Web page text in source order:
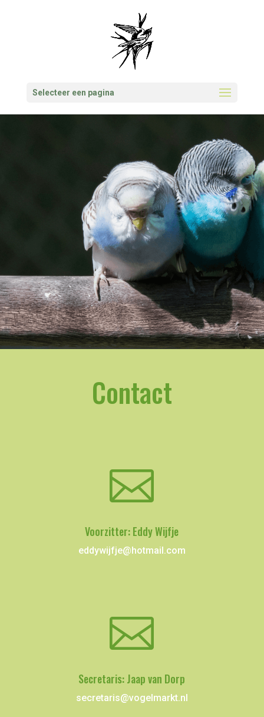
Selecteer een pagina
Contact

Voorzitter: Eddy Wijfje
eddywijfje@hotmail.com

Secretaris: Jaap van Dorp
secretaris@vogelmarkt.nl